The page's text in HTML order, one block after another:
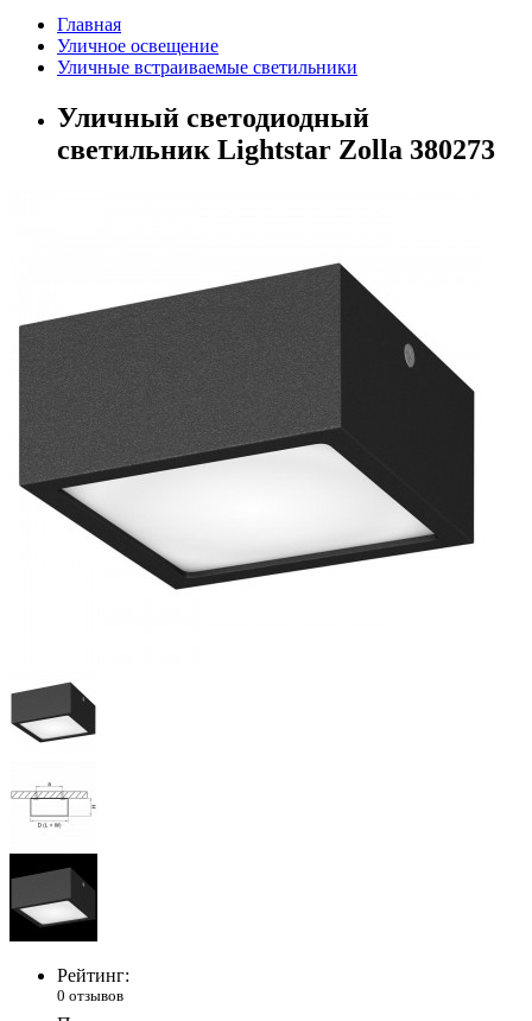
Главная
Уличное освещение
Уличные встраиваемые светильники
Уличный светодиодный
светильник Lightstar Zolla 380273
Рейтинг:
0 отзывов